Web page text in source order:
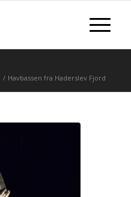
/ Havbassen fra Haderslev Fjord